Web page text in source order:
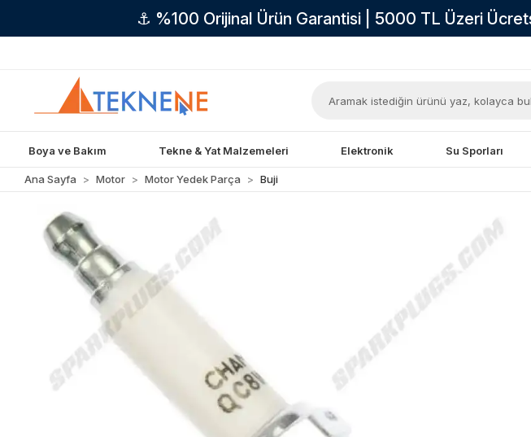
⚓ %100 Orijinal Ürün Garantisi | 5000 TL Üzeri
Boya ve Bakım Tekne & Yat Malzemeleri Elektronik Su Sporları
Ana Sayfa Motor Motor Yedek Parça Buji